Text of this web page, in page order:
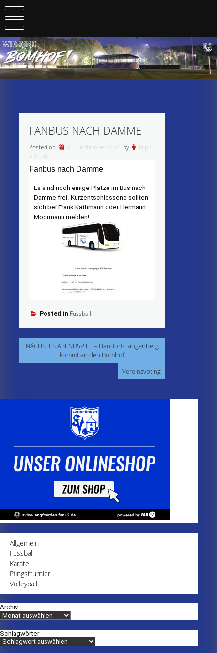
to
content
FANBUS NACH DAMME
Posted on 25. September 2021 by
Ralph
Siemer
Fanbus nach Damme
Es sind noch einige Plätze im Bus nach
Damme frei. Kurzentschlossene sollten
sich bei Frank Kathmann oder Hermann
Moormann melden!
Posted in Fussball
Beitragsnavigation
NÄCHSTES ABENDSPIEL – Handorf-Langenberg
kommt an den Bomhof
Vereinsvoting
Allgemein
Fussball
Karate
Pfingstturnier
Volleyball
Archiv
Schlagwörter